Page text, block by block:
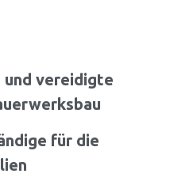
vereidigte
für die